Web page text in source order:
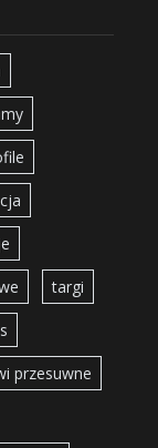
targi
przesuwne